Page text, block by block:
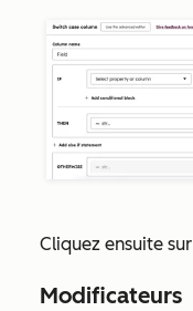
Cliquez ensuite sur
Modificateurs